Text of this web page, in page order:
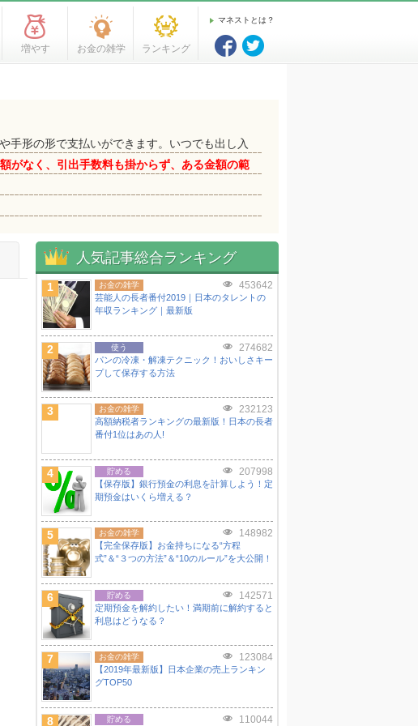
増やす お金の雑学 ランキング
マネストとは？
手形の形で支払いができます。いつでも出し入
がなく、引出手数料も掛からず、ある金額の範
人気記事総合ランキング
1 お金の雑学 453642
芸能人の長者番付2019｜日本のタレントの
年収ランキング｜最新版
2 使う 274682
パンの冷凍・解凍テクニック！おいしさキー
プして保存する方法
3 お金の雑学 232123
高額納税者ランキングの最新版！日本の長者
番付1位はあの人!
4 貯める 207998
【保存版】銀行預金の利息を計算しよう！定
期預金はいくら増える？
5 お金の雑学 148982
【完全保存版】お金持ちになる“方程
式”＆“３つの方法”＆“10のルール”を大公開！
6 貯める 142571
定期預金を解約したい！満期前に解約すると
利息はどうなる？
7 お金の雑学 123084
【2019年最新版】日本企業の売上ランキン
グTOP50
8 貯める 110044